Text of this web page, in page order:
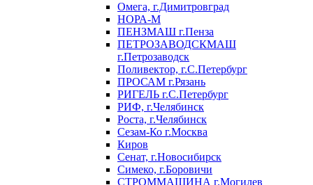
Омега, г.Димитровград
НОРА-М
ПЕНЗМАШ г.Пенза
ПЕТРОЗАВОДСКМАШ
г.Петрозаводск
Поливектор, г.С.Петербург
ПРОСАМ г.Рязань
РИГЕЛЬ г.С.Петербург
РИФ, г.Челябинск
Роста, г.Челябинск
Сезам-Ко г.Москва
Киров
Сенат, г.Новосибирск
Симеко, г.Боровичи
СТРОММАШИНА г.Могилев